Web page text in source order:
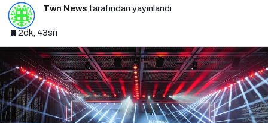
Twn News tarafından yayınlandı
2dk, 43sn